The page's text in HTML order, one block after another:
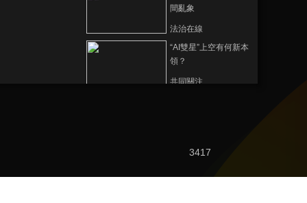
間亂象
法治在線
“AI雙星”上空有何新本
領？
共同關注
一醋一面 “酸”出億萬
3417